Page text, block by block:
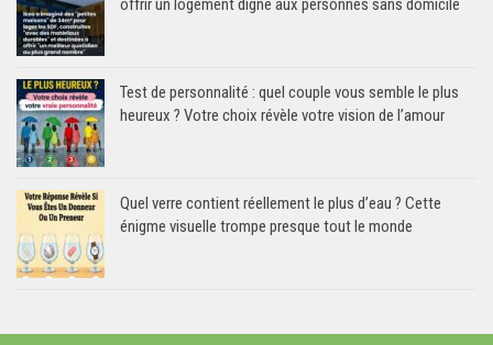
offrir un logement digne aux personnes sans domicile
Test de personnalité : quel couple vous semble le plus
heureux ? Votre choix révèle votre vision de l’amour
Quel verre contient réellement le plus d’eau ? Cette
énigme visuelle trompe presque tout le monde